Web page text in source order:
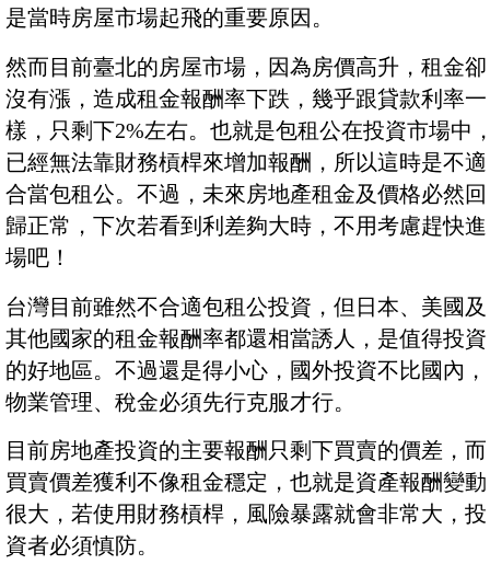
是當時房屋市場起飛的重要原因。
然而目前臺北的房屋市場，因為房價高升，租金卻
沒有漲，造成租金報酬率下跌，幾乎跟貸款利率一
樣，只剩下2%左右。也就是包租公在投資市場中
已經無法靠財務槓桿來增加報酬，所以這時是不適
合當包租公。不過，未來房地產租金及價格必然回
歸正常，下次若看到利差夠大時，不用考慮趕快進
場吧！
台灣目前雖然不合適包租公投資，但日本、美國及
其他國家的租金報酬率都還相當誘人，是值得投資
的好地區。不過還是得小心，國外投資不比國內，
物業管理、稅金必須先行克服才行。
目前房地產投資的主要報酬只剩下買賣的價差，而
買賣價差獲利不像租金穩定，也就是資產報酬變動
很大，若使用財務槓桿，風險暴露就會非常大，投
資者必須慎防。